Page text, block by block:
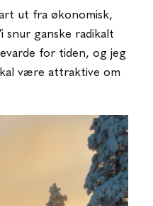
ut fra økonomisk,
snur ganske radikalt
for tiden, og jeg
være attraktive om